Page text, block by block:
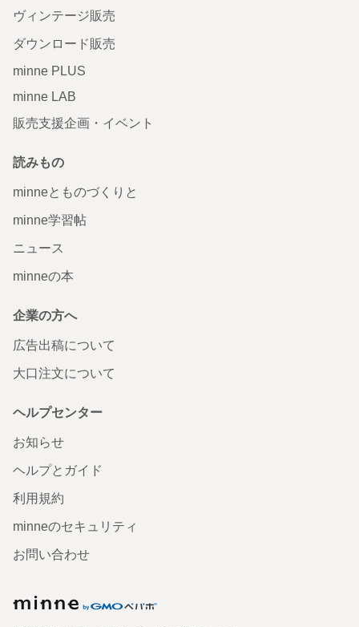
ヴィンテージ販売
ダウンロード販売
minne PLUS
minne LAB
販売支援企画・イベント
読みもの
minneとものづくりと
minne学習帖
ニュース
minneの本
企業の方へ
広告出稿について
大口注文について
ヘルプセンター
お知らせ
ヘルプとガイド
利用規約
minneのセキュリティ
お問い合わせ